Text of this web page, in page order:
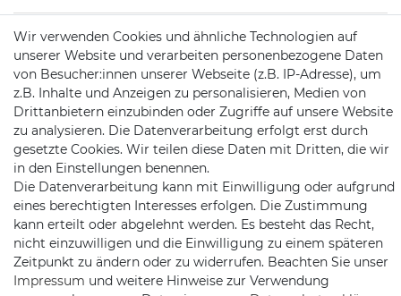
KONTAKT
Telefon:09721 / 9453362
Mail: info@satshopping.de
Kopenhagenstr. 4
97424 Schweinfurt
Wir verwenden Cookies und ähnliche Technologien auf
unserer Website und verarbeiten personenbezogene Daten
von Besucher:innen unserer Webseite (z.B. IP-Adresse), um
z.B. Inhalte und Anzeigen zu personalisieren, Medien von
Drittanbietern einzubinden oder Zugriffe auf unsere Website
zu analysieren. Die Datenverarbeitung erfolgt erst durch
gesetzte Cookies. Wir teilen diese Daten mit Dritten, die wir
in den Einstellungen benennen.
Die Datenverarbeitung kann mit Einwilligung oder aufgrund
eines berechtigten Interesses erfolgen. Die Zustimmung
kann erteilt oder abgelehnt werden. Es besteht das Recht,
nicht einzuwilligen und die Einwilligung zu einem späteren
Zeitpunkt zu ändern oder zu widerrufen. Beachten Sie unser
Impressum und weitere Hinweise zur Verwendung